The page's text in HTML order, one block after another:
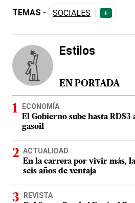
TEMAS - SOCIALES +
Estilos
EN PORTADA
ECONOMÍA
El Gobierno sube hasta RD$3
gasoil
ACTUALIDAD
En la carrera por vivir más,
seis años de ventaja
REVISTA